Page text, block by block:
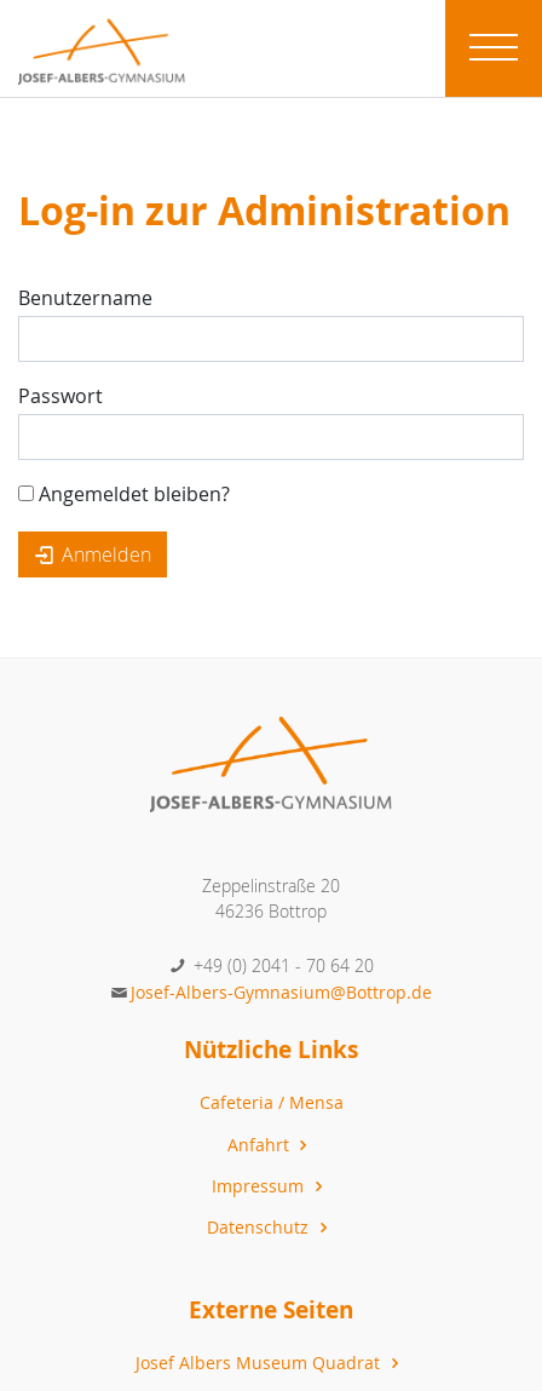
Log-in zur Administration
Benutzername
Passwort
Angemeldet bleiben?
Anmelden
Zeppelinstraße 20
46236 Bottrop
+49 (0) 2041 - 70 64 20
Josef-Albers-Gymnasium@Bottrop.de
Nützliche Links
Cafeteria / Mensa
Anfahrt
Impressum
Datenschutz
Externe Seiten
Josef Albers Museum Quadrat